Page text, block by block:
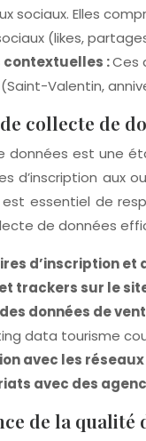
sociaux. Elles
(likes,
contextuelles :Ces
Valentin,
collecte de
données est une
d’inscription aux
est essentiel de
de données
d’inscription et
trackers sur le
données de
data tourisme
avec les réseaux
avec des
de la qualité